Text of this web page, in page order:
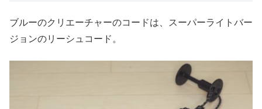
ブルーのクリエーチャーのコードは、スーパーライトバー
ジョンのリーシュコード。